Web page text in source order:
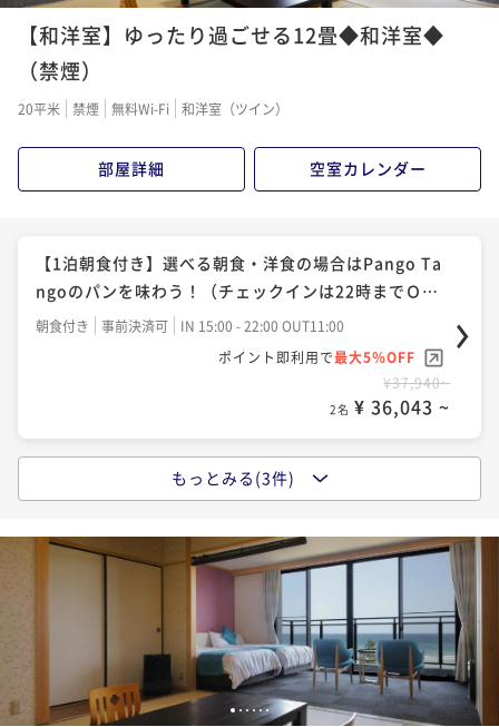
馬牛・松茸のすき焼きや松茸ご飯など、秋の味覚を堪
能！
二食付き
二食付き 事前決済可
IN 15:00 - 18:00 OUT11:00
2名 ¥ 144,210 ~
【和洋室】ゆったり過ごせる12畳◆和洋室◆
（禁煙）
20平米 禁煙 無料Wi-Fi 和洋室（ツイン）
部屋詳細 空室カレンダー
【1泊朝食付き】選べる朝食・洋食の場合はPango Ta
ngoのパンを味わう！（チェックインは22時までＯ
Ｋ）
朝食付き 事前決済可
IN 15:00 - 22:00 OUT11:00
ポイント即利用で最大5％OFF
¥37,940~
2名 ¥ 36,043 ~
【秋・茜会席】栗ご飯やきのこの土瓶蒸し、郷土料理
二食付き 事前決済可
IN 15:00 - 18:00 OUT11:00
ポイント即利用で
¥49,320~
2名 ¥ 46,854 ~
【秋・暁会席】料理長厳選の秋の特選食材◆甘鯛や但
もっとみる(3件)
1 2 3 456